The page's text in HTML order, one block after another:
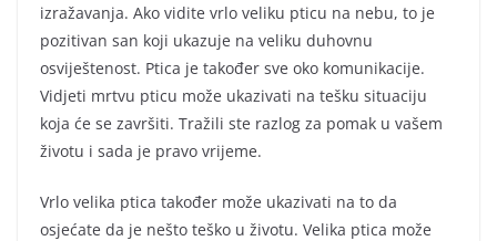
izražavanja. Ako vidite vrlo veliku pticu na nebu, to je
pozitivan san koji ukazuje na veliku duhovnu
osviještenost. Ptica je također sve oko komunikacije.
Vidjeti mrtvu pticu može ukazivati na tešku situaciju
koja će se završiti. Tražili ste razlog za pomak u vašem
životu i sada je pravo vrijeme.
Vrlo velika ptica također može ukazivati na to da
osjećate da je nešto teško u životu. Velika ptica može